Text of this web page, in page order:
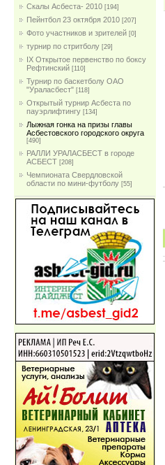
Скалы Асбеста- 2010 [194]
Пейнтбол 23 октября 2010 [207]
Фото участников и зрителей [0]
турнир по стритболу [29]
IX Открытое первенство по боксу
Рефтинский [110]
Турнир по баскетболу ОАО
"Ураласбест" [118]
Открытый турнир Асбеста по
пауэрлифтингу [134]
Лыжная гонка на призы главы
Асбестовского городского округа
[490]
РАЛЛИ УРАЛАСБЕСТ в городе
АСБЕСТ [208]
Чемпионата Свердловской
области по мини-футболу [55]